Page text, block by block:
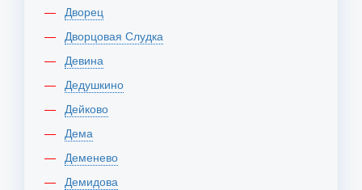
Дворец
Дворцовая Слудка
Девина
Дедушкино
Дейково
Дема
Деменево
Демидова